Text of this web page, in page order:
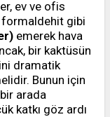
ev ve ofis
formaldehit gibi
emerek hava
bir kaktüsün
dramatik
Bunun için
arada
katkı göz ardı